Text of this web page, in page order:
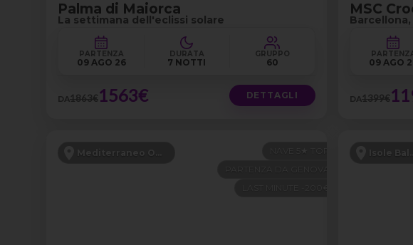
Palma di Maiorca
La settimana dell'eclissi solare
PARTENZA
09 AGO 26
DURATA
7 NOTTI
GRUPPO
60
DA1863€1563€ DETTAGLI
MSC
09 AGO
DA1399€
Mediterraneo Occidentale Isole Baleari